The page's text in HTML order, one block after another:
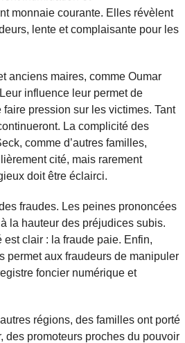
monnaie courante. Elles révèlent
lente et complaisante pour les
anciens maires, comme Oumar
influence leur permet de
pression sur les victimes. Tant
La complicité des
comme d’autres familles,
cité, mais rarement
doit être éclairci.
fraudes. Les peines prononcées
la hauteur des préjudices subis.
clair : la fraude paie. Enfin,
permet aux fraudeurs de manipuler
foncier numérique et
régions, des familles ont porté
des promoteurs proches du pouvoir